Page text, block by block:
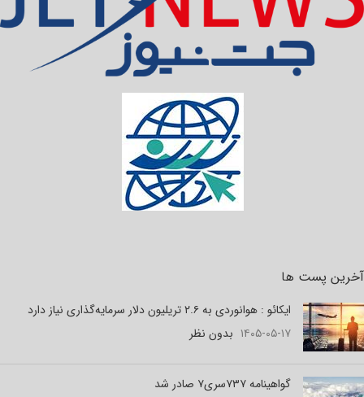
آخرین پست ها
ایکائو : هوانوردی به ۲.۶ تریلیون دلار سرمایه‌گذاری نیاز دارد
۱۴۰۵-۰۵-۱۷ بدون نظر
گواهینامه ۷۳۷سری۷ صادر شد